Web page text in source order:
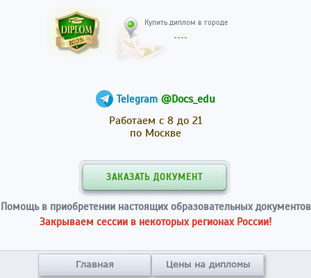
Telegram @Docs_edu
Работаем с 8 до 21
по Москве
ЗАКАЗАТЬ ДОКУМЕНТ
Помощь в приобретении настоящих образовательных документов
Закрываем сессии в некоторых регионах России!
Главная Цены на дипломы